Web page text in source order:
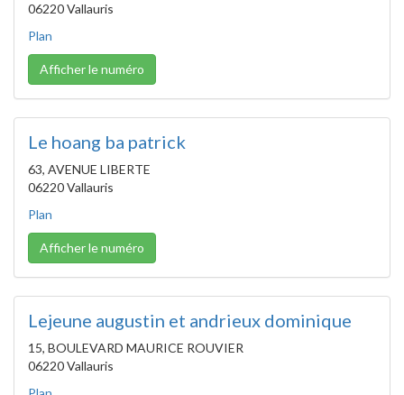
06220 Vallauris
Plan
Afficher le numéro
Le hoang ba patrick
63, AVENUE LIBERTE
06220 Vallauris
Plan
Afficher le numéro
Lejeune augustin et andrieux dominique
15, BOULEVARD MAURICE ROUVIER
06220 Vallauris